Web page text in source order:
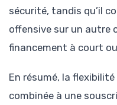
sécurité, tandis qu’il
offensive sur un autre
financement à court
En résumé, la
combinée à une